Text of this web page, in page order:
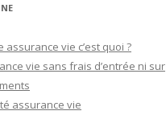
assurance vie c’est quoi ?
vie sans frais d’entrée ni sur
assurance vie